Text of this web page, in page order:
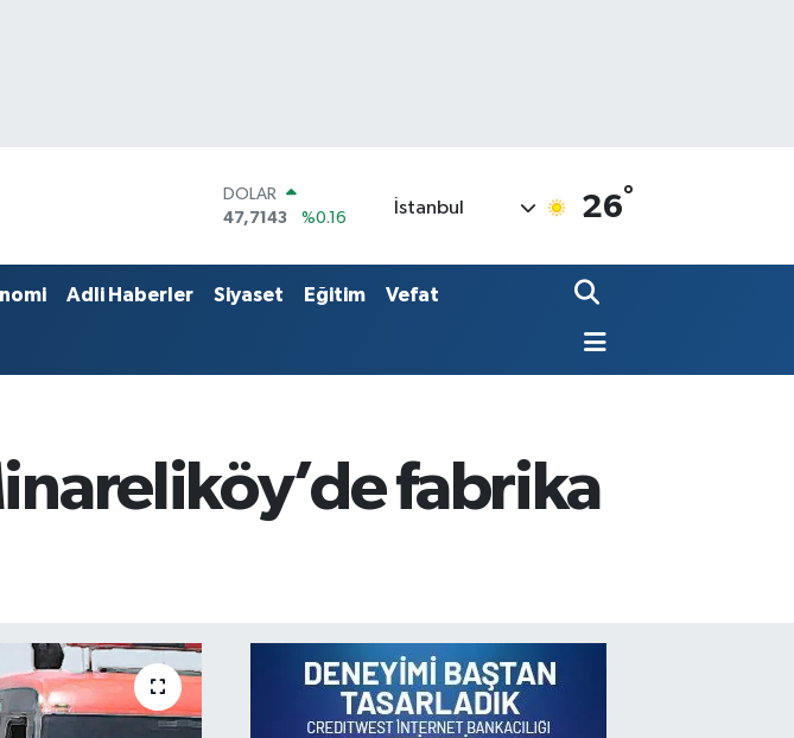
DOLAR
47,7143
%0.16
55,0317
%-0.02
STERLİN
İstanbul 26°
Adli Haberler Siyaset Eğitim Vefat
fabrika